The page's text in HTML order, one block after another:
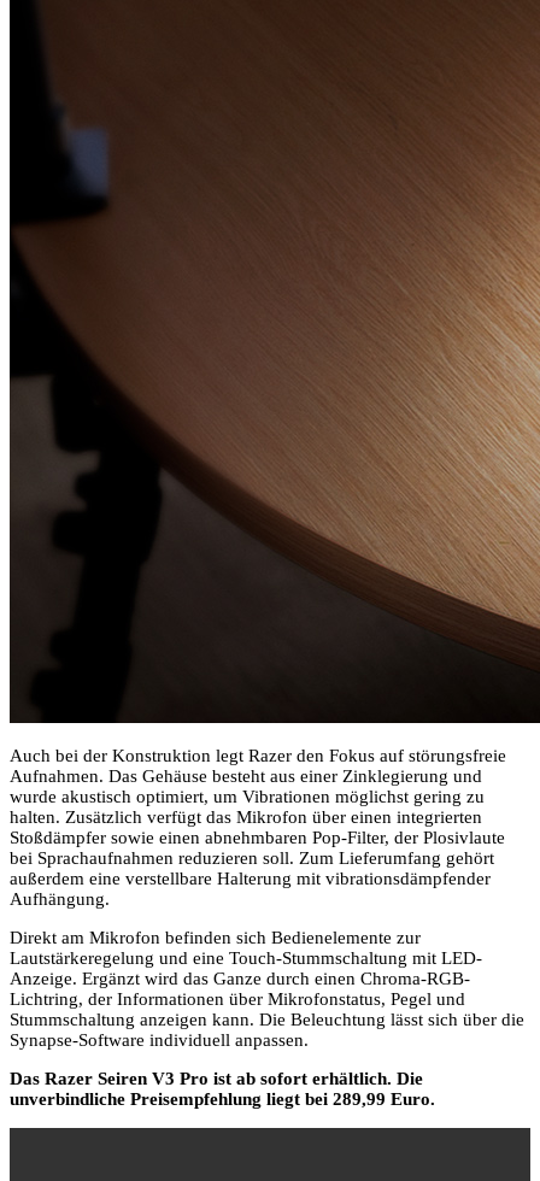
Auch bei der Konstruktion legt Razer den Fokus auf störungsfreie
Aufnahmen. Das Gehäuse besteht aus einer Zinklegierung und
wurde akustisch optimiert, um Vibrationen möglichst gering zu
halten. Zusätzlich verfügt das Mikrofon über einen integrierten
Stoßdämpfer sowie einen abnehmbaren Pop-Filter, der Plosivlaute
bei Sprachaufnahmen reduzieren soll. Zum Lieferumfang gehört
außerdem eine verstellbare Halterung mit vibrationsdämpfender
Aufhängung.
Direkt am Mikrofon befinden sich Bedienelemente zur
Lautstärkeregelung und eine Touch-Stummschaltung mit LED-
Anzeige. Ergänzt wird das Ganze durch einen Chroma-RGB-
Lichtring, der Informationen über Mikrofonstatus, Pegel und
Stummschaltung anzeigen kann. Die Beleuchtung lässt sich über die
Synapse-Software individuell anpassen.
Das Razer Seiren V3 Pro ist ab sofort erhältlich. Die
unverbindliche Preisempfehlung liegt bei 289,99 Euro.